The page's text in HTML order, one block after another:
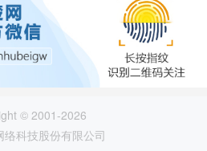
© 2001-2026
络科技股份有限公司